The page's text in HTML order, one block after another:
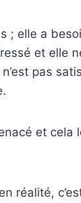
; elle a
et elle
pas
et cela
réalité,